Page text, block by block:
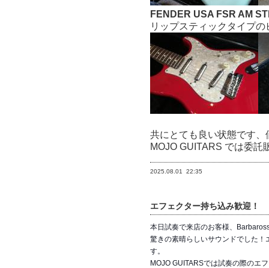
FENDER USA FSR AM
リップスティックタイプ
共にとても良い状態です
MOJO GUITARS では委託
2025.08.01 22:35
エフェクター持ち込み歓迎！
本日試奏で来店のお客様、
驚きの素晴らしいサウンドでした
す。
MOJO GUITARSでは試奏の際のエ